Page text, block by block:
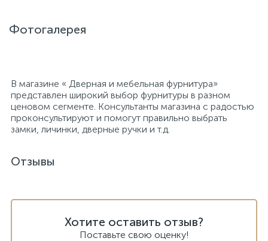
Фотогалерея
В магазине « Дверная и мебельная фурнитура»
представлен широкий выбор фурнитуры в разном
ценовом сегменте. Консультанты магазина с радостью
проконсультируют и помогут правильно выбрать
замки, личинки, дверные ручки и т.д.
Отзывы
Хотите оставить отзыв?
Поставьте свою оценку!